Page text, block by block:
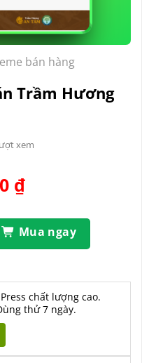
bán hàng
Trầm Hương
xem
₫.
₫Giá
tại
là:
Mua ngay
chất lượng cao.
thử 7 ngày.